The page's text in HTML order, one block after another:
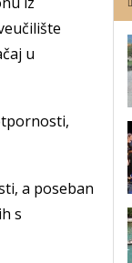
u
a poseban
s